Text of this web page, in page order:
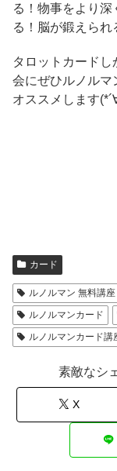
る！物事をより
る！脳が鍛えられ
タロットカード
会にぜひルノルマ
オススメします
カード
ルノルマン 無料講座
ルノルマンカード
ルノルマンカード講
素敵なシ
X